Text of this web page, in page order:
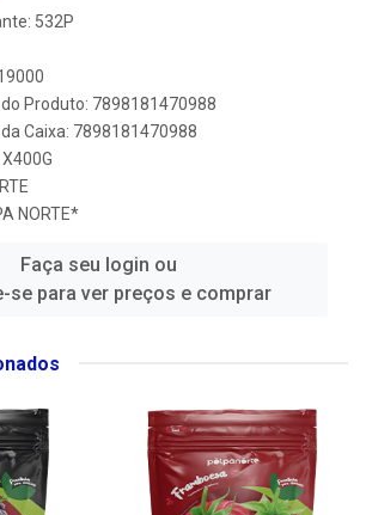
532P
Produto: 7898181470988
Caixa: 7898181470988
NORTE*
Faça seu login ou
se para ver preços e comprar